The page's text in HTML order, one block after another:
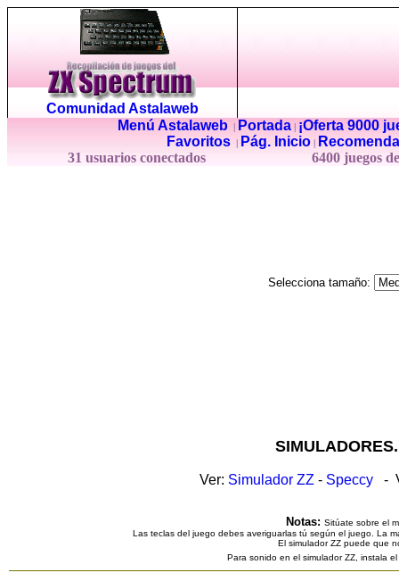
Comunidad Astalaweb
Menú Astalaweb| Portada|
¡Oferta 9000
Favoritos
Pág. Inicio
31 usuarios conectados
6400 juegos
Selecciona tamaño:
Ver: Simulador ZZ - Speccy -
Notas: Sitúate sobre el
Las teclas del juego debes averiguarlas tú según el juego. La
El simulador ZZ puede que
Para sonido en el simulador ZZ, instala